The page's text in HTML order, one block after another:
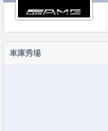
車庫秀場